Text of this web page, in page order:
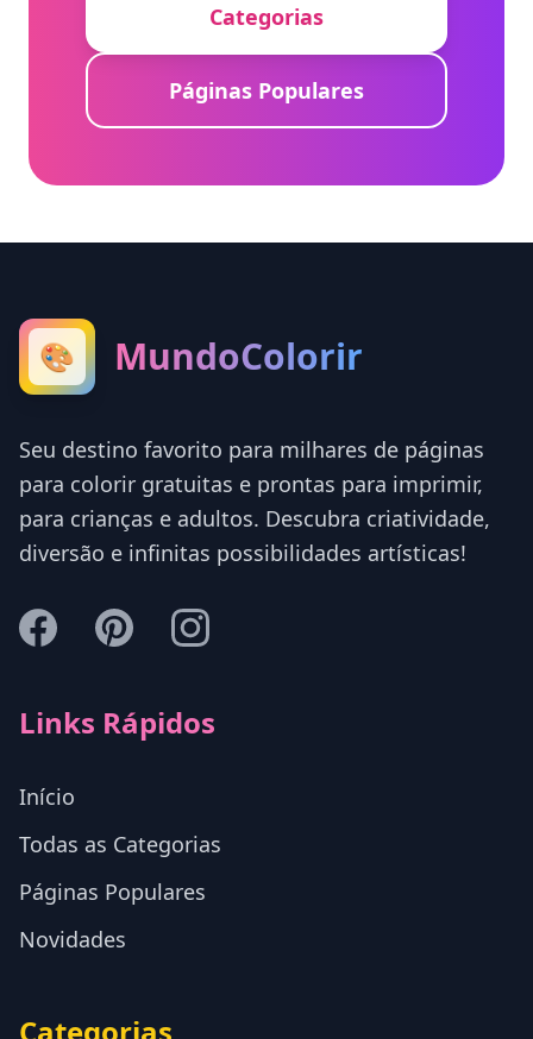
Categorias
Páginas Populares
🎨 MundoColorir
Seu destino favorito para milhares de páginas
para colorir gratuitas e prontas para imprimir,
para crianças e adultos. Descubra criatividade,
diversão e infinitas possibilidades artísticas!
Links Rápidos
Início
Todas as Categorias
Páginas Populares
Novidades
Categorias